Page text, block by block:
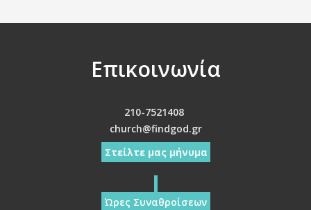
Επικοινωνία
210-7521408
church@findgod.gr
Στείλτε μας μήνυμα
Ώρες Συναθροίσεων